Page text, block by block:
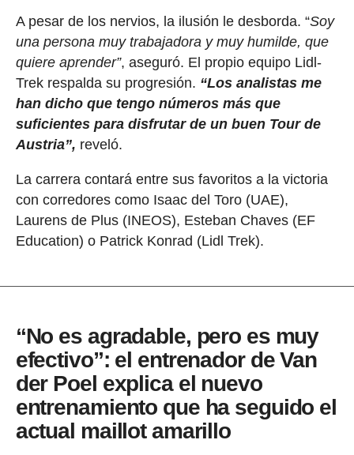
A pesar de los nervios, la ilusión le desborda. “Soy
una persona muy trabajadora y muy humilde, que
quiere aprender”, aseguró. El propio equipo Lidl-
Trek respalda su progresión. “Los analistas me
han dicho que tengo números más que
suficientes para disfrutar de un buen Tour de
Austria”, reveló.
La carrera contará entre sus favoritos a la victoria
con corredores como Isaac del Toro (UAE),
Laurens de Plus (INEOS), Esteban Chaves (EF
Education) o Patrick Konrad (Lidl Trek).
“No es agradable, pero es muy
efectivo”: el entrenador de Van
der Poel explica el nuevo
entrenamiento que ha seguido el
actual maillot amarillo